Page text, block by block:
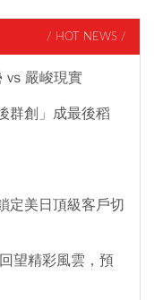
/ HOT NEWS /
vs 嚴峻現實
群創」成最後稻
定美日頂級客戶切
望精彩風雲，預